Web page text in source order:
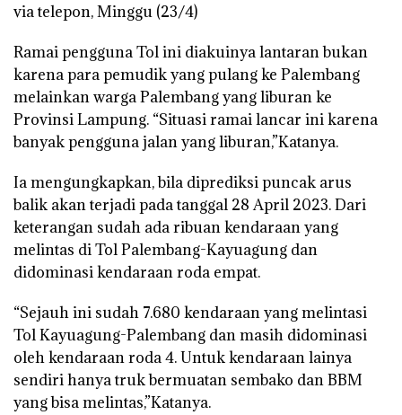
via telepon, Minggu (23/4)
Ramai pengguna Tol ini diakuinya lantaran bukan
karena para pemudik yang pulang ke Palembang
melainkan warga Palembang yang liburan ke
Provinsi Lampung. “Situasi ramai lancar ini karena
banyak pengguna jalan yang liburan,”Katanya.
Ia mengungkapkan, bila diprediksi puncak arus
balik akan terjadi pada tanggal 28 April 2023. Dari
keterangan sudah ada ribuan kendaraan yang
melintas di Tol Palembang-Kayuagung dan
didominasi kendaraan roda empat.
“Sejauh ini sudah 7.680 kendaraan yang melintasi
Tol Kayuagung-Palembang dan masih didominasi
oleh kendaraan roda 4. Untuk kendaraan lainya
sendiri hanya truk bermuatan sembako dan BBM
yang bisa melintas,”Katanya.